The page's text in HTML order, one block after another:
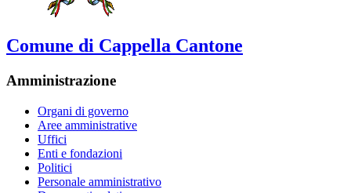
Comune di Cappella Cantone
Amministrazione
Organi di governo
Aree amministrative
Uffici
Enti e fondazioni
Politici
Personale amministrativo